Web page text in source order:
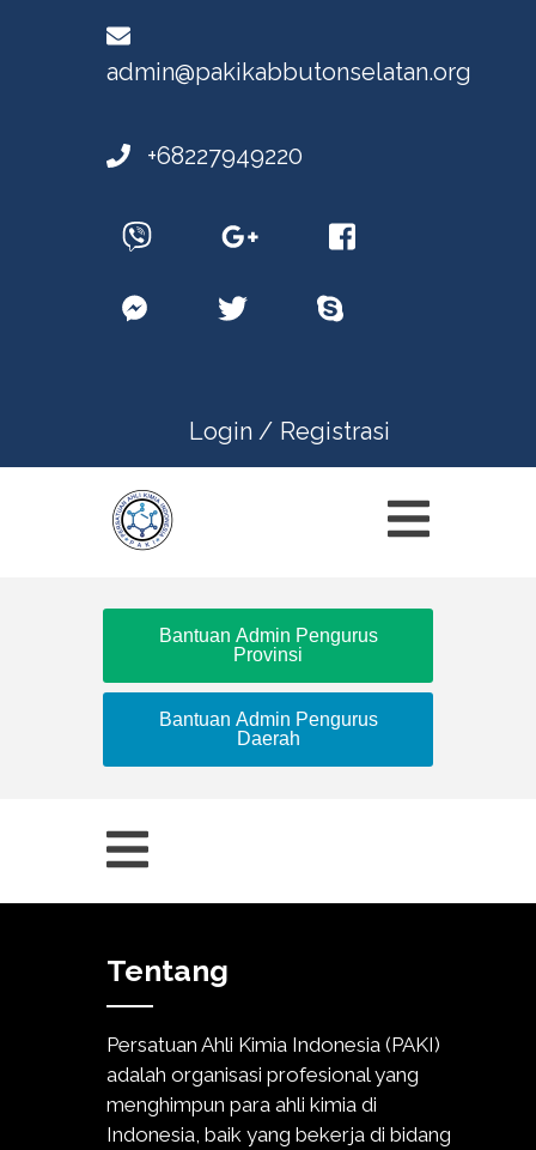
admin@pakikabbutonselatan.org
+68227949220
Login / Registrasi
Bantuan Admin Pengurus
Provinsi
Bantuan Admin Pengurus
Daerah
Tentang
Persatuan Ahli Kimia Indonesia (PAKI)
adalah organisasi profesional yang
menghimpun para ahli kimia di
Indonesia, baik yang bekerja di bidang